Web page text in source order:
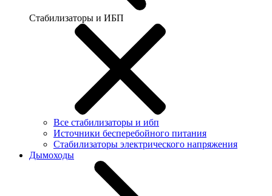
Стабилизаторы и ИБП
Все стабилизаторы и ибп
Источники бесперебойного питания
Стабилизаторы электрического напряжения
Дымоходы